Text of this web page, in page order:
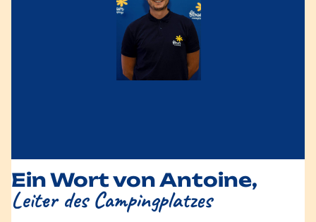
Ein Wort von Antoine,
Leiter des Campingplatzes